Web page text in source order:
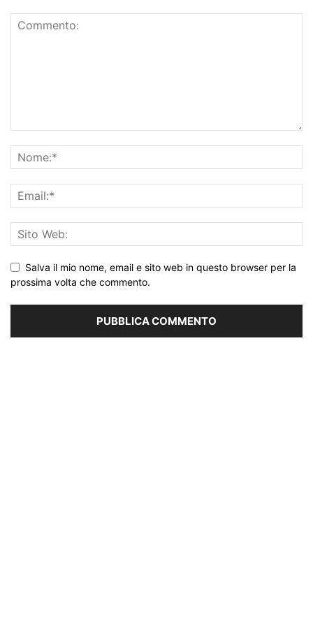
Salva il mio nome, email e sito web in questo browser per la
prossima volta che commento.